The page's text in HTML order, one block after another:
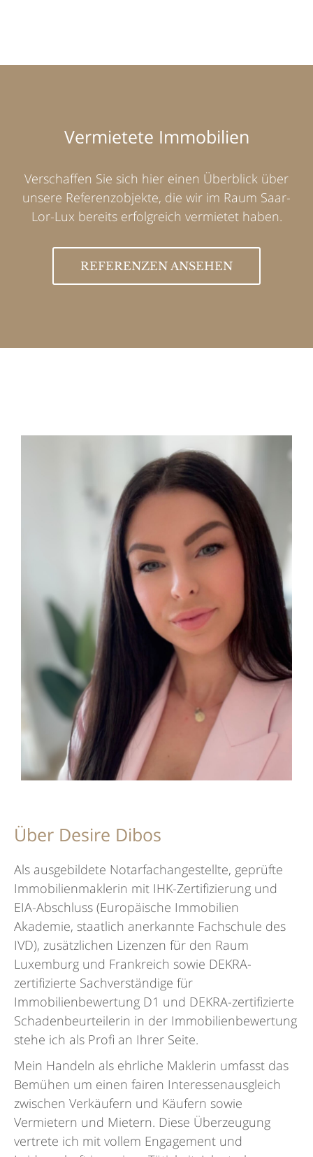
Vermietete Immobilien
Verschaffen Sie sich hier einen Überblick über
unsere Referenzobjekte, die wir im Raum Saar-
Lor-Lux bereits erfolgreich vermietet haben.
REFERENZEN ANSEHEN
Über Desire Dibos
Als ausgebildete Notarfachangestellte, geprüfte
Immobilienmaklerin mit IHK-Zertifizierung und
EIA-Abschluss (Europäische Immobilien
Akademie, staatlich anerkannte Fachschule des
IVD), zusätzlichen Lizenzen für den Raum
Luxemburg und Frankreich sowie DEKRA-
zertifizierte Sachverständige für
Immobilienbewertung D1 und DEKRA-zertifizierte
Schadenbeurteilerin in der Immobilienbewertung
stehe ich als Profi an Ihrer Seite.
Mein Handeln als ehrliche Maklerin umfasst das
Bemühen um einen fairen Interessenausgleich
zwischen Verkäufern und Käufern sowie
Vermietern und Mietern. Diese Überzeugung
vertrete ich mit vollem Engagement und